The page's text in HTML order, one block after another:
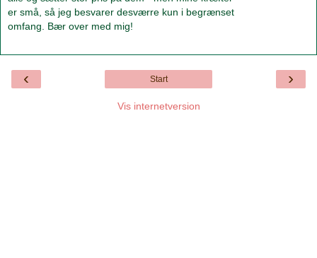
er små, så jeg besvarer desværre kun i begrænset
omfang. Bær over med mig!
‹ ›
Start
Vis internetversion